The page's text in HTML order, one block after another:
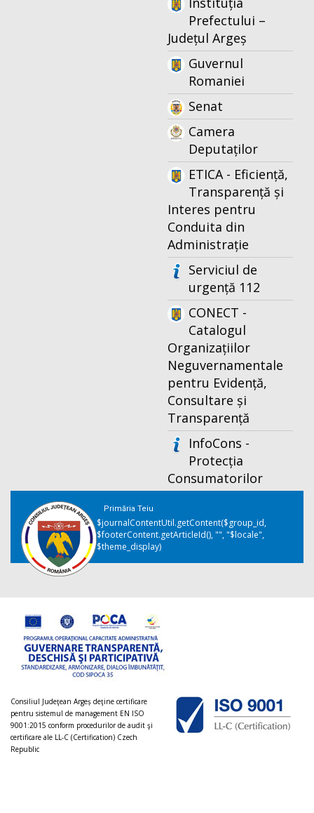
Prefectului –
Județul Argeș
Guvernul
Romaniei
Senat
Camera
Deputaților
ETICA - Eficiență,
Transparență și
Interes pentru
Conduita din
Administrație
Serviciul de
urgență 112
CONECT -
Catalogul
Organizațiilor
Neguvernamentale
pentru Evidență,
Consultare și
Transparență
InfoCons -
Protecția
Consumatorilor
Primăria Teiu
$journalContentUtil.getContent($group_id,
$footerContent.getArticleId(), "", "$locale",
$theme_display)
Consiliul Judeţean Argeș deţine certificare
pentru sistemul de management EN ISO
9001:2015 conform procedurilor de audit şi
certificare ale LL-C (Certification) Czech
Republic